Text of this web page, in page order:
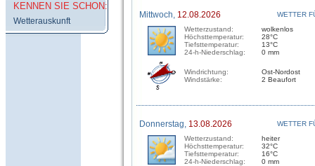
KENNEN SIE SCHON:
Wetterauskunft
Mittwoch, 12.08.2026
WETTER
Wetterzustand:
Höchsttemperatur:
Tiefsttemperatur:
24-h-Niederschlag:
wolkenlos
28°C
13°C
0 mm
Windrichtung:
Windstärke:
Ost-Nordost
2 Beaufort
Donnerstag, 13.08.2026
WETTER
Wetterzustand:
Höchsttemperatur:
Tiefsttemperatur:
24-h-Niederschlag:
heiter
32°C
16°C
0 mm